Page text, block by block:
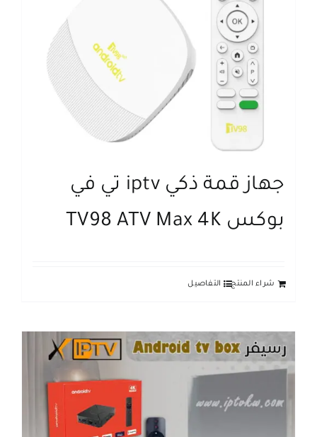
جهاز قمة ذكي iptv تي في
بوكس TV98 ATV Max 4K
شراء المنتج التفاصيل